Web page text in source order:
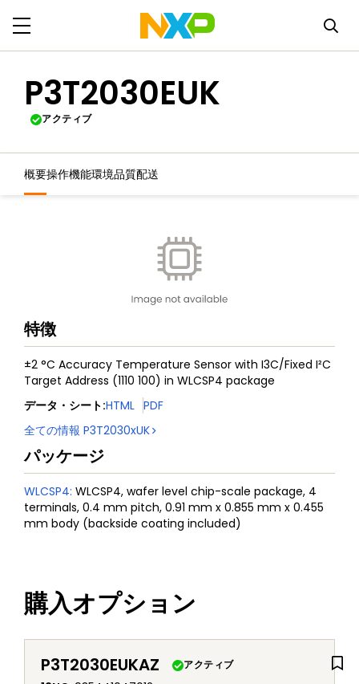
P3T2030EUK
アクティブ
概要操作機能環境品質配送
特徴
±2 °C Accuracy Temperature Sensor with I3C/Fixed I²C
Target Address (1110 100) in WLCSP4 package
データ・シート:HTML PDF
全ての情報 P3T2030xUK
パッケージ
WLCSP4: WLCSP4, wafer level chip-scale package, 4
terminals, 0.4 mm pitch, 0.91 mm x 0.855 mm x 0.455
mm body (backside coating included)
購入オプション
P3T2030EUKAZ アクティブ